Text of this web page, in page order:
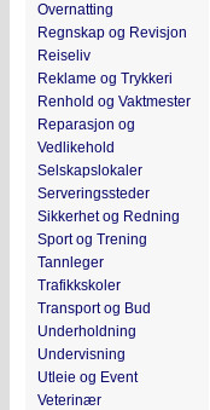
Overnatting
Regnskap og Revisjon
Reiseliv
Reklame og Trykkeri
Renhold og Vaktmester
Reparasjon og
Vedlikehold
Selskapslokaler
Serveringssteder
Sikkerhet og Redning
Sport og Trening
Tannleger
Trafikkskoler
Transport og Bud
Underholdning
Undervisning
Utleie og Event
Veterinær